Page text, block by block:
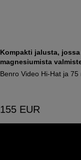
Kompakti jalusta,
magnesiumista
Benro Video Hi-Hat ja 75
155 EUR